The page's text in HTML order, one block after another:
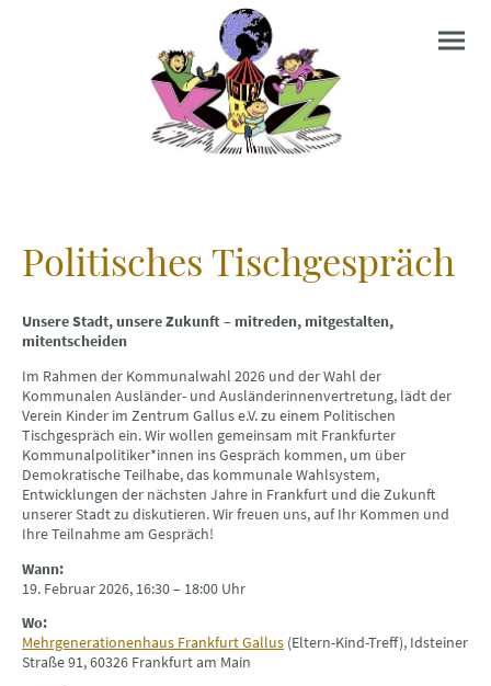
Politisches Tischgespräch
Unsere Stadt, unsere Zukunft – mitreden, mitgestalten,
mitentscheiden
Im Rahmen der Kommunalwahl 2026 und der Wahl der
Kommunalen Ausländer- und Ausländerinnenvertretung, lädt der
Verein Kinder im Zentrum Gallus e.V. zu einem Politischen
Tischgespräch ein. Wir wollen gemeinsam mit Frankfurter
Kommunalpolitiker*innen ins Gespräch kommen, um über
Demokratische Teilhabe, das kommunale Wahlsystem,
Entwicklungen der nächsten Jahre in Frankfurt und die Zukunft
unserer Stadt zu diskutieren. Wir freuen uns, auf Ihr Kommen und
Ihre Teilnahme am Gespräch!
Wann:
19. Februar 2026, 16:30 – 18:00 Uhr
Wo:
Mehrgenerationenhaus Frankfurt Gallus (Eltern-Kind-Treff), Idsteiner
Straße 91, 60326 Frankfurt am Main